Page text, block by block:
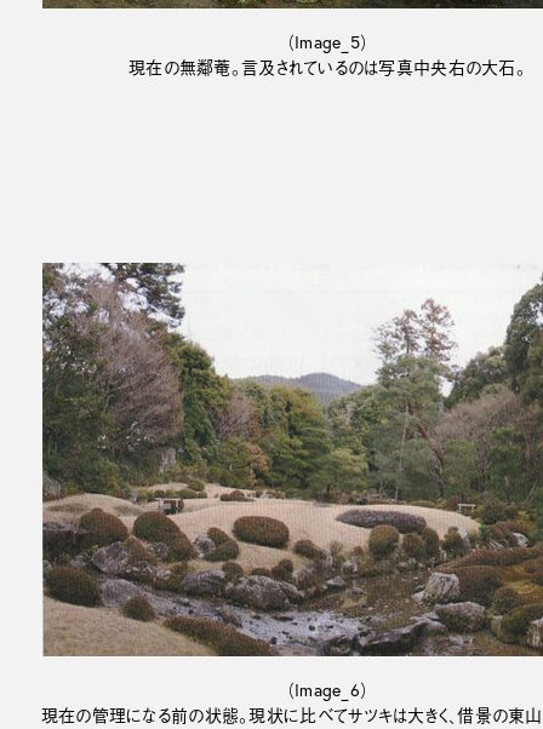
（Image_5）
現在の無鄰菴。言及されているのは写真中央右の大石。
（Image_6）
現在の管理になる前の状態。現状に比べてサツキは大きく、借景の東山